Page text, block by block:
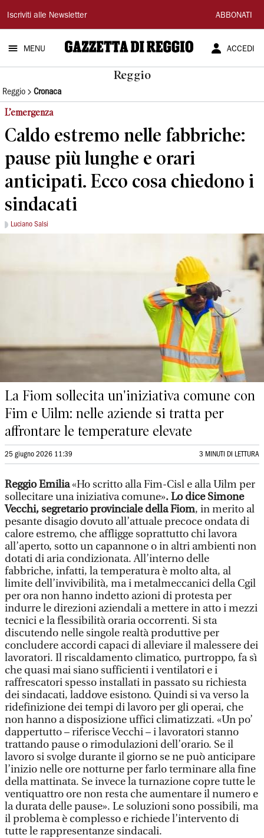
Gazzetta
di
Reggio
Iscriviti alle Newsletter ABBONATI
MENU ACCEDI
Reggio
Reggio Cronaca
L’emergenza
Caldo estremo nelle fabbriche:
pause più lunghe e orari
anticipati. Ecco cosa chiedono i
sindacati
Luciano Salsi
La Fiom sollecita un'iniziativa comune con
Fim e Uilm: nelle aziende si tratta per
affrontare le temperature elevate
25 giugno 2026 11:39 3 MINUTI DI LETTURA
Reggio Emilia«Ho scritto alla Fim-Cisl e alla Uilm per
sollecitare una iniziativa comune». Lo dice Simone
Vecchi, segretario provinciale della Fiom, in merito al
pesante disagio dovuto all’attuale precoce ondata di
calore estremo, che affligge soprattutto chi lavora
all’aperto, sotto un capannone o in altri ambienti non
dotati di aria condizionata. All’interno delle
fabbriche, infatti, la temperatura è molto alta, al
limite dell’invivibilità, ma i metalmeccanici della Cgil
per ora non hanno indetto azioni di protesta per
indurre le direzioni aziendali a mettere in atto i mezzi
tecnici e la flessibilità oraria occorrenti. Si sta
discutendo nelle singole realtà produttive per
concludere accordi capaci di alleviare il malessere dei
lavoratori. Il riscaldamento climatico, purtroppo, fa sì
che quasi mai siano sufficienti i ventilatori e i
raffrescatori spesso installati in passato su richiesta
dei sindacati, laddove esistono. Quindi si va verso la
ridefinizione dei tempi di lavoro per gli operai, che
non hanno a disposizione uffici climatizzati. «Un po’
dappertutto – riferisce Vecchi – i lavoratori stanno
trattando pause o rimodulazioni dell’orario. Se il
lavoro si svolge durante il giorno se ne può anticipare
l’inizio nelle ore notturne per farlo terminare alla fine
della mattinata. Se invece la turnazione copre tutte le
ventiquattro ore non resta che aumentare il numero e
la durata delle pause». Le soluzioni sono possibili, ma
il problema è complesso e richiede l’intervento di
tutte le rappresentanze sindacali.